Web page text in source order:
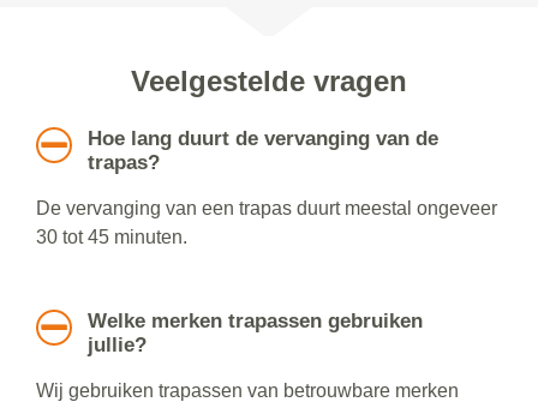
Veelgestelde vragen
Hoe lang duurt de vervanging van de
trapas?
De vervanging van een trapas duurt meestal ongeveer
30 tot 45 minuten.
Welke merken trapassen gebruiken
jullie?
Wij gebruiken trapassen van betrouwbare merken